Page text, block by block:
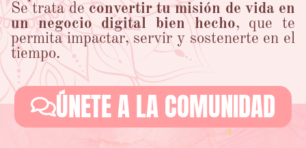
Se trata deconvertir tu misión de vida en
un negocio digital bien hecho, que te
permita impactar, servir y sostenerte en el
tiempo.
ÚNETE A LA COMUNIDAD